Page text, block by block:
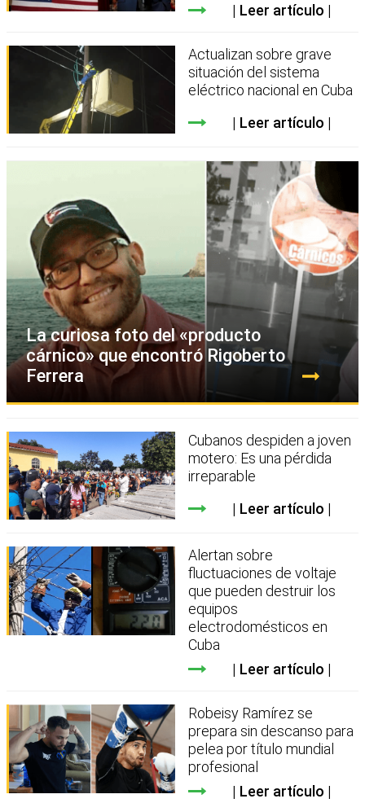
Leer artículo
Actualizan sobre grave
situación del sistema
eléctrico nacional en Cuba
Leer artículo
La curiosa foto del «producto
cárnico» que encontró Rigoberto
Ferrera
Cubanos despiden a joven
motero: Es una pérdida
irreparable
Leer artículo
Alertan sobre
fluctuaciones de voltaje
que pueden destruir los
equipos
electrodomésticos en
Cuba
Leer artículo
Robeisy Ramírez se
prepara sin descanso para
pelea por título mundial
profesional
Leer artículo